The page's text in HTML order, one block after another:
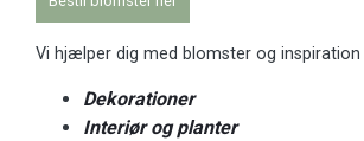
Vi hjælper dig med blomster og inspiration
Dekorationer
Interiør og planter